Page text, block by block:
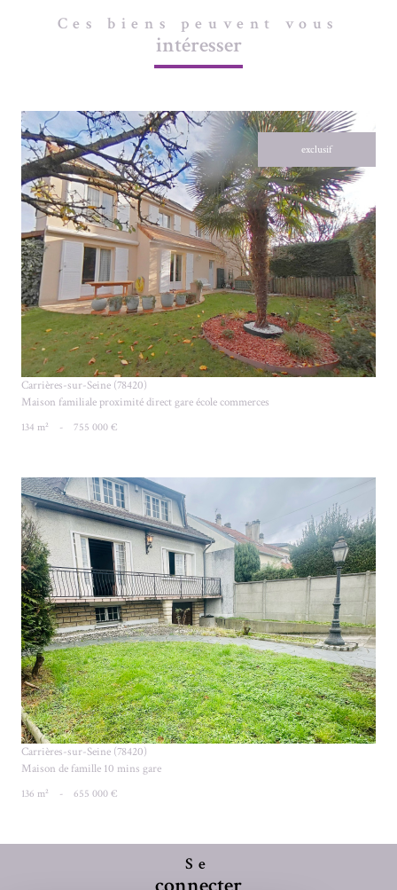
Ces biens peuvent vous
intéresser
exclusif
VOIR LE BIEN
Carrières-sur-Seine (78420)
Maison familiale proximité direct gare école commerces
134 m² - 755 000 €
VOIR LE BIEN
Carrières-sur-Seine (78420)
Maison de famille 10 mins gare
136 m² - 655 000 €
Se